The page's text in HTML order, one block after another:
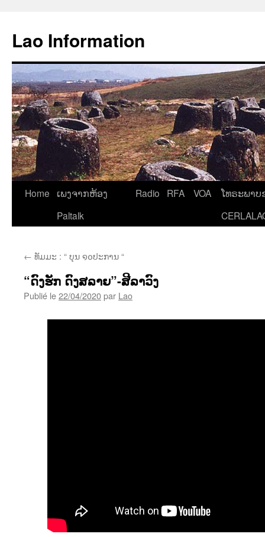
contenu
Lao Information
Home
ເພງຈາກຫ້ອງ
Paltalk
Radio RFA VOA
ໂທຣະພາບ
← ທັມມະ : “ ບຸນ ໑໐ປະການ “
“ດົງຮັກ ດົງສລາຍ”-ສີລາວົງ
Publié le22/04/2020par Lao